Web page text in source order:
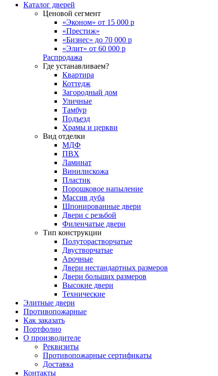
Каталог дверей
Ценовой сегмент
«Эконом» от 15 000 р
«Престиж»
«Бизнес» до 70 000 р
«Элит» от 60 000 р
Распродажа
Где устанавливаем?
Квартира
Коттедж
Загородный дом
Уличные
Тамбур
Подъезд
Храмы и церкви
Вид отделки
МДФ
ПВХ
Ламинат
Винилискожа
Пластик
Порошковое напыление
Массив дуба
Шпонированные двери
Двери с резьбой
Филенчатые двери
Тип конструкции
Полуторастворчатые
Двустворчатые
Арочные
Двери нестандартных размеров
Двери больших размеров
Высокие двери
Технические
Элитные двери
Противопожарные
Как заказать
Портфолио
О производителе
Реквизиты
Противопожарные сертификаты
Доставка
Контакты